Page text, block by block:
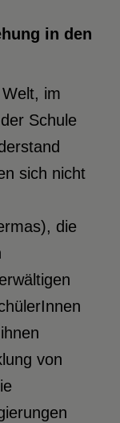
in den
im
Schule
sich nicht
die
von